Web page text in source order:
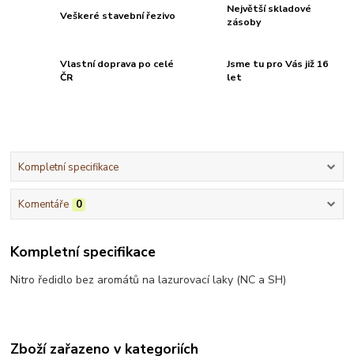
Veškeré stavební řezivo
Největší skladové
zásoby
Vlastní doprava po celé
ČR
Jsme tu pro Vás již 16
let
Kompletní specifikace
Komentáře 0
Kompletní specifikace
Nitro ředidlo bez aromátů na lazurovací laky (NC a SH)
Zboží zařazeno v kategoriích